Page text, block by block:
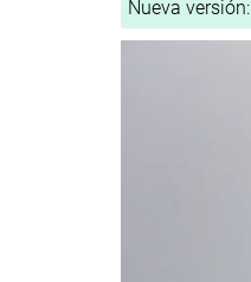
Nueva versión: